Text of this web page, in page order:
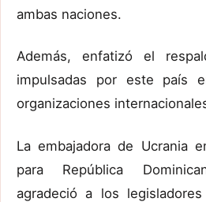
ambas naciones.
Además, enfatizó el
impulsadas por este país
organizaciones
La embajadora de Ucrania
para República
agradeció a los